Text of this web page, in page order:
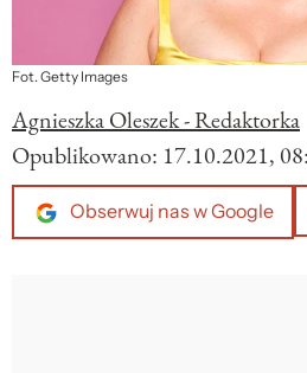
Fot. Getty Images
Agnieszka Oleszek - Redaktorka
Opublikowano: 17.10.2021,
Obserwuj nas w Google